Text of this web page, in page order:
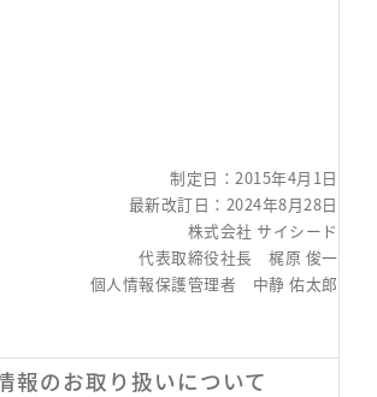
制定日：2015年4月1日
最新改訂日：2024年8月28日
株式会社 サイシード
代表取締役社長 梶原 俊一
個人情報保護管理者 中静 佑太郎
報のお取り扱いについて